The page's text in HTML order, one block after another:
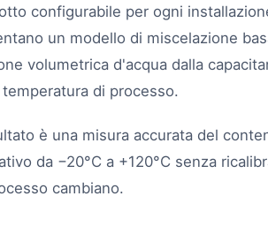
configurabile per ogni
un modello di miscelazione
volumetrica d'acqua dalla
temperatura di processo.
è una misura accurata del
da −20°C a +120°C senza
cambiano.